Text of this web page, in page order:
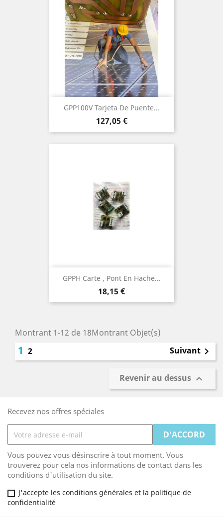
GPP100V Tarjeta De Puente...
Prix
127,05 €
GPPH Carte , Pont En Hache...
Prix
18,15 €
Montrant 1-12 de 18Montrant Objet(s)
1 2 Suivant 
Revenir au dessus 
Recevez nos offres spéciales
Vous pouvez vous désinscrire à tout moment. Vous
trouverez pour cela nos informations de contact dans les
conditions d'utilisation du site.
J'accepte les conditions générales et la politique de
confidentialité